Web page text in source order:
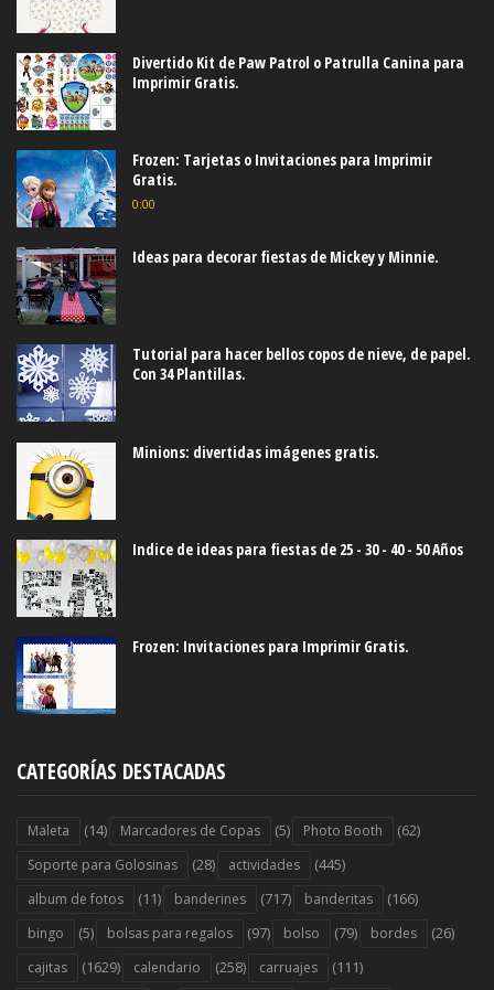
Divertido Kit de Paw Patrol o Patrulla Canina para
Imprimir Gratis.
Frozen: Tarjetas o Invitaciones para Imprimir
Gratis.
0:00
Ideas para decorar fiestas de Mickey y Minnie.
Tutorial para hacer bellos copos de nieve, de papel.
Con 34 Plantillas.
Minions: divertidas imágenes gratis.
Indice de ideas para fiestas de 25 - 30 - 40 - 50 Años
Frozen: Invitaciones para Imprimir Gratis.
CATEGORÍAS DESTACADAS
Maleta (14) Marcadores de Copas (5) Photo Booth (62)
Soporte para Golosinas (28) actividades (445)
album de fotos (11) banderines (717) banderitas (166)
bingo (5) bolsas para regalos (97) bolso (79) bordes (26)
cajitas (1629) calendario (258) carruajes (111)